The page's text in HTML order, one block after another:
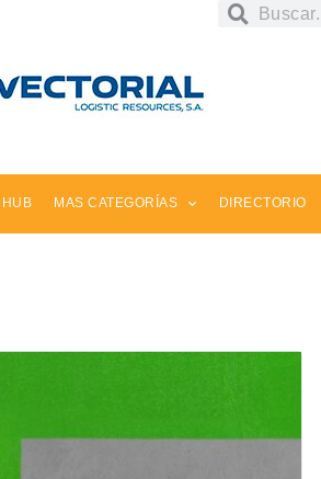
HUB MAS CATEGORÍAS DIRECTORIO